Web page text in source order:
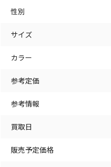
性別
サイズ
カラー
参考定価
参考情報
買取日
販売予定価格